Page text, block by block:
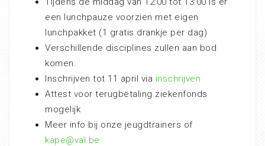
een lunchpauze voorzien met eigen
lunchpakket (1 gratis drankje per dag)
Verschillende disciplines zullen aan bod
komen.
Inschrijven tot 11 april via inschrijven
Attest voor terugbetaling ziekenfonds
mogelijk
Meer info bij onze jeugdtrainers of
kape@val.be